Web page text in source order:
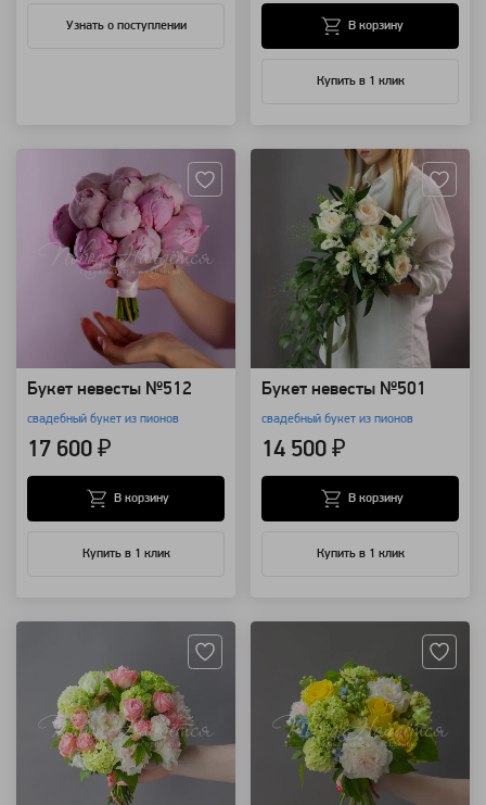
Узнать о поступлении
Купить в 1 клик
В корзину
Букет невесты №512
свадебный букет из пионов
17 600 ₽
Купить в 1 клик
В корзину
Букет невесты №501
свадебный букет из пионов
14 500 ₽
Купить в 1 клик
В корзину